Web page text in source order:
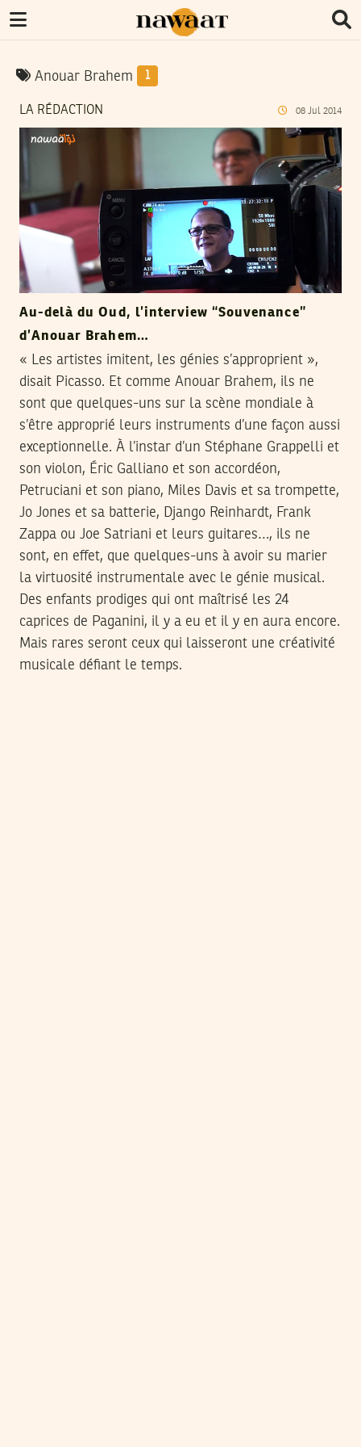
Anouar Brahem 1
LA RÉDACTION 08 Jul 2014
Au-delà du Oud, l’interview “Souvenance”
d’Anouar Brahem…
« Les artistes imitent, les génies s’approprient »,
disait Picasso. Et comme Anouar Brahem, ils ne
sont que quelques-uns sur la scène mondiale à
s’être approprié leurs instruments d’une façon aussi
exceptionnelle. À l’instar d’un Stéphane Grappelli et
son violon, Éric Galliano et son accordéon,
Petruciani et son piano, Miles Davis et sa trompette,
Jo Jones et sa batterie, Django Reinhardt, Frank
Zappa ou Joe Satriani et leurs guitares…, ils ne
sont, en effet, que quelques-uns à avoir su marier
la virtuosité instrumentale avec le génie musical.
Des enfants prodiges qui ont maîtrisé les 24
caprices de Paganini, il y a eu et il y en aura encore.
Mais rares seront ceux qui laisseront une créativité
musicale défiant le temps.